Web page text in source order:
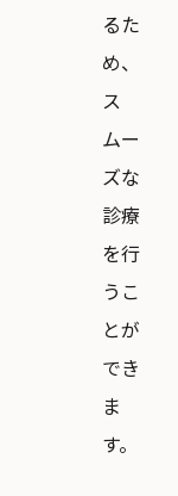
るた
め、
ス
ムー
ズな
診療
を行
うこ
とが
でき
ま
す。